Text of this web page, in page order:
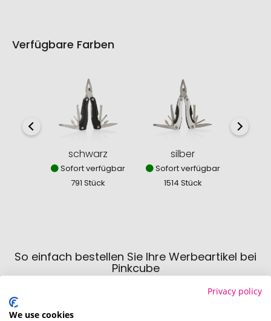
Verfügbare Farben
schwarz
Sofort verfügbar
791 Stück
silber
Sofort verfügbar
1514 Stück
So einfach bestellen Sie Ihre Werbeartikel bei
Pinkcube
Privacy policy
We use cookies